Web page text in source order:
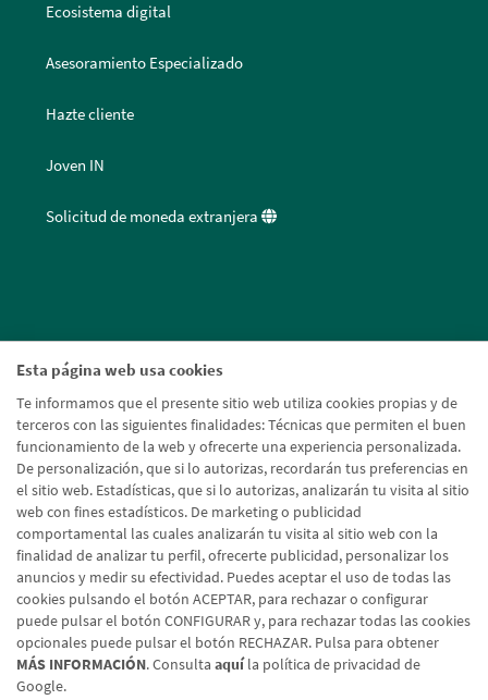
Esta página web usa cookies
Te informamos que el presente sitio web utiliza cookies propias y de
terceros con las siguientes finalidades: Técnicas que permiten el buen
funcionamiento de la web y ofrecerte una experiencia personalizada.
De personalización, que si lo autorizas, recordarán tus preferencias en
el sitio web. Estadísticas, que si lo autorizas, analizarán tu visita al sitio
web con fines estadísticos. De marketing o publicidad
comportamental las cuales analizarán tu visita al sitio web con la
finalidad de analizar tu perfil, ofrecerte publicidad, personalizar los
anuncios y medir su efectividad. Puedes aceptar el uso de todas las
cookies pulsando el botón ACEPTAR, para rechazar o configurar
puede pulsar el botón CONFIGURAR y, para rechazar todas las cookies
opcionales puede pulsar el botón RECHAZAR. Pulsa para obtener
MÁS INFORMACIÓN. Consulta aquíla política de privacidad de
Google.
Ecosistema digital
Asesoramiento Especializado
Hazte cliente
Joven IN
Solicitud de moneda extranjera
Aviso legal